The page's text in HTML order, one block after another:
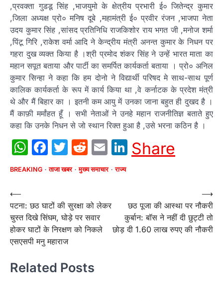
,प्रवक्ता गुडडू सिंह ,भाजयुमो के क्षेत्रीय प्रभारी ई० जितेन्द्र कुमार
,जिला अध्यक्ष प्रो० मनिष दूबे ,महामंत्री ई० प्रवीर रंजन ,भाजपा नेता
उदय कुमार सिंह ,सांसद प्रतिनिधि राजकिशोर राय भगत जी ,मनोज शर्मा
,पिंटू गिरि ,राकेश वर्मा आदि ने केन्द्रीय मंत्री अनन्त कुमार के निधन पर
गहरा दुख व्यक्त किया है ।श्री प्रमोद शंकर सिंह ने उन्हें भारत माता का
महान सपूत बताया और पार्टी का समर्पित कार्यकर्ता बताया । प्रो० अनिल
कुमार सिन्हा ने कहा कि हम दोनो ने विद्यार्थी परिषद मे साथ-साथ पूर्ण
कालिक कार्यकर्ता के रूप में कार्य किया था ,वे कर्नाटक के प्रदेश मंत्री
थे और मैं बिहार का । इतनी कम आयु में उनका जाना बहुत ही दुखद है ।
मैं काफ़ी मर्मांहत हूँ । सभी नेताओं ने उनहे महान राजनीतिज्ञ बताते हुए
कहा कि उनके निधन से जो स्थान रिक्त हुआ है ,उसे भरना कठिन है ।
WhatsApp
Facebook
Twitter
Reddit
EmailLinkedIn
Share
BREAKING ताजा खबर मुख्य समाचार राज्य
Post
navigation
⟵
पटना: छठ घाटों की सुरक्षा को लेकर
चुस्त दिखे सिंघम, घोड़े पर सवार
होकर घाटों के निरक्षण को निकले
एसएसपी मनु महाराज
छठ पूजा की आस्था पर नौकरी
कुर्बान: बॉस ने नहीं दी छुट्टी तो
छोड़ दी 1.60 लाख रुपए की नौकरी
⟶
Related Posts